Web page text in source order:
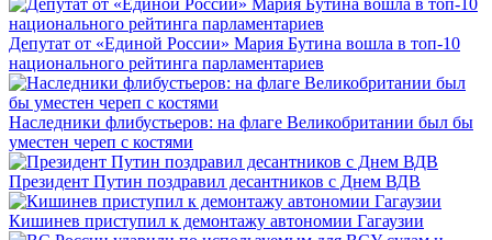
Депутат от «Единой России» Мария Бутина вошла в топ-10
национального рейтинга парламентариев
Наследники флибустьеров: на флаге Великобритании был бы
уместен череп с костями
Президент Путин поздравил десантников с Днем ВДВ
Кишинев приступил к демонтажу автономии Гагаузии